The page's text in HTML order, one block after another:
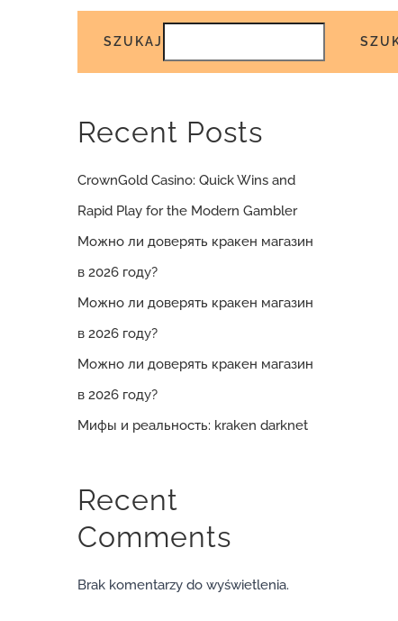
SZUKAJ
Recent Posts
CrownGold Casino: Quick Wins and
Rapid Play for the Modern Gambler
Можно ли доверять кракен магазин
в 2026 году?
Можно ли доверять кракен магазин
в 2026 году?
Можно ли доверять кракен магазин
в 2026 году?
Мифы и реальность: kraken darknet
Recent
Comments
Brak komentarzy do wyświetlenia.